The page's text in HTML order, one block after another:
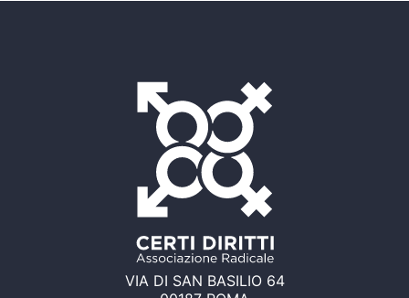
VIA DI SAN BASILIO 64